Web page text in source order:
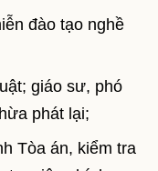
đào tạo nghề
giáo sư, phó
phát lại;
Tòa án, kiểm tra